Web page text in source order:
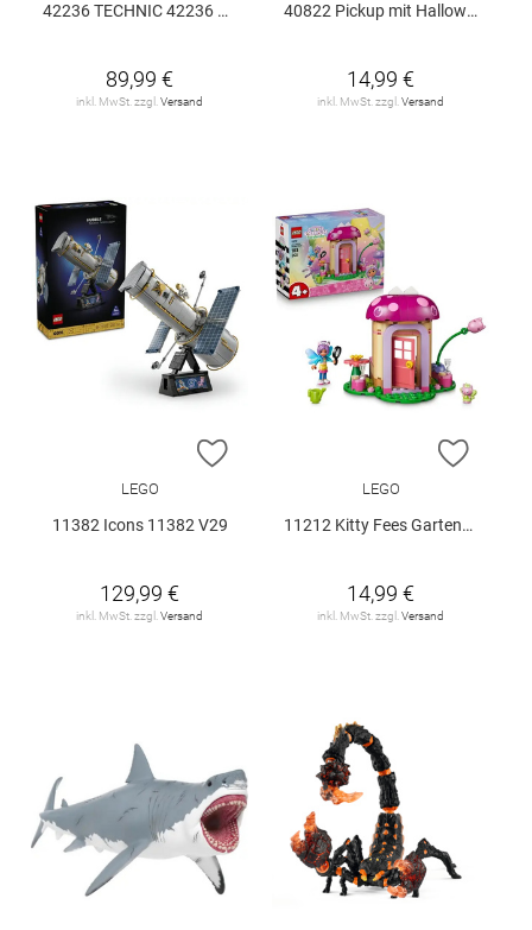
42236 TECHNIC 42236 V29
89,99 €
inkl. MwSt. zzgl. Versand
40822 Pickup mit Halloweenkürbis V29
14,99 €
inkl. MwSt. zzgl. Versand
ZUR WUNSCHLISTE HINZUFÜGEN
LEGO
11382 Icons 11382 V29
129,99 €
inkl. MwSt. zzgl. Versand
ZUR
LEGO
11212 Kitty Fees Gartenhaus V29
14,99 €
inkl. MwSt. zzgl. Versand